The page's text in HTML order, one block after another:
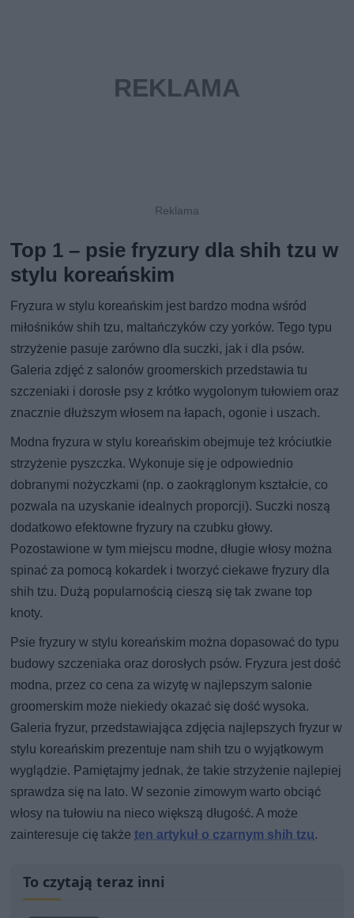
Top 1 – psie fryzury dla shih tzu w
stylu koreańskim
Fryzura w stylu koreańskim jest bardzo modna wśród
miłośników shih tzu, maltańczyków czy yorków. Tego typu
strzyżenie pasuje zarówno dla suczki, jak i dla psów.
Galeria zdjęć z salonów groomerskich przedstawia tu
szczeniaki i dorosłe psy z krótko wygolonym tułowiem oraz
znacznie dłuższym włosem na łapach, ogonie i uszach.
Modna fryzura w stylu koreańskim obejmuje też króciutkie
strzyżenie pyszczka. Wykonuje się je odpowiednio
dobranymi nożyczkami (np. o zaokrąglonym kształcie, co
pozwala na uzyskanie idealnych proporcji). Suczki noszą
dodatkowo efektowne fryzury na czubku głowy.
Pozostawione w tym miejscu modne, długie włosy można
spinać za pomocą kokardek i tworzyć ciekawe fryzury dla
shih tzu. Dużą popularnością cieszą się tak zwane top
knoty.
Psie fryzury w stylu koreańskim można dopasować do typu
budowy szczeniaka oraz dorosłych psów. Fryzura jest dość
modna, przez co cena za wizytę w najlepszym salonie
groomerskim może niekiedy okazać się dość wysoka.
Galeria fryzur, przedstawiająca zdjęcia najlepszych fryzur w
stylu koreańskim prezentuje nam shih tzu o wyjątkowym
wyglądzie. Pamiętajmy jednak, że takie strzyżenie najlepiej
sprawdza się na lato. W sezonie zimowym warto obciąć
włosy na tułowiu na nieco większą długość. A może
zainteresuje cię takżeten artykuł o czarnym shih tzu.
To czytają teraz inni